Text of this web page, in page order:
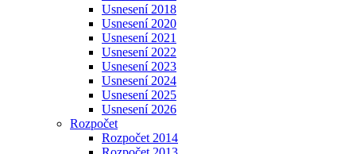
Usnesení 2018
Usnesení 2020
Usnesení 2021
Usnesení 2022
Usnesení 2023
Usnesení 2024
Usnesení 2025
Usnesení 2026
Rozpočet
Rozpočet 2014